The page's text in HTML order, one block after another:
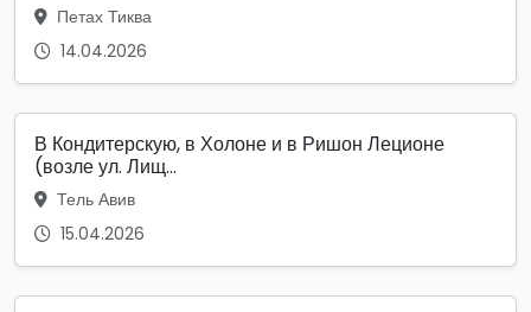
Петах Тиква
14.04.2026
В Кондитерскую, в Холоне и в Ришон Леционе
(возле ул. Лищ...
Тель Авив
15.04.2026